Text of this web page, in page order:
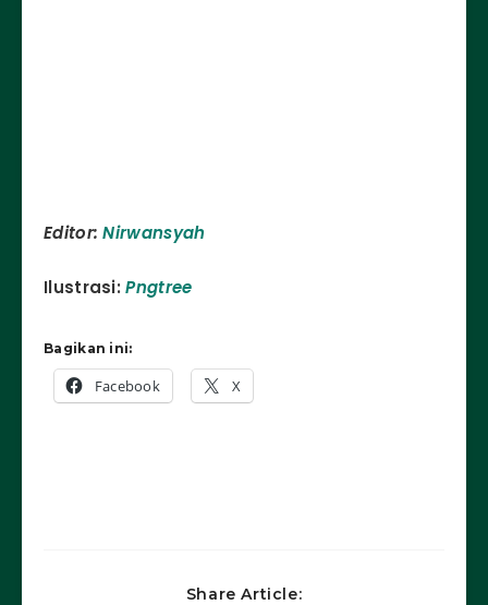
Editor:Nirwansyah
Ilustrasi:Pngtree
Bagikan ini:
Facebook X
Share Article: